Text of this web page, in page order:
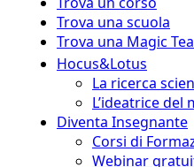
Trova una scuola
Trova una Magic
Hocus&Lotus
La ricerca
L’ideatrice del
Diventa Insegnante
Corsi di
Webinar